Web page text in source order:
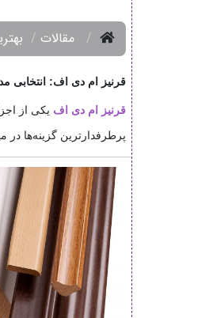
مقالات
قرنیز ام دی اف: انتخابی
قرنیز ام دی اف یکی از
پرطرفدارترین گزینه‌ها